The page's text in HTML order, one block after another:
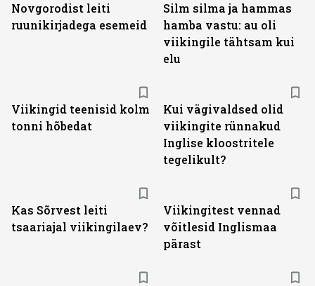
Novgorodist leiti
ruunikirjadega esemeid
Silm silma ja hammas
hamba vastu: au oli
viikingile tähtsam kui
elu
Viikingid teenisid kolm
tonni hõbedat
Kui vägivaldsed olid
viikingite rünnakud
Inglise kloostritele
tegelikult?
Kas Sõrvest leiti
tsaariajal viikingilaev?
Viikingitest vennad
võitlesid Inglismaa
pärast